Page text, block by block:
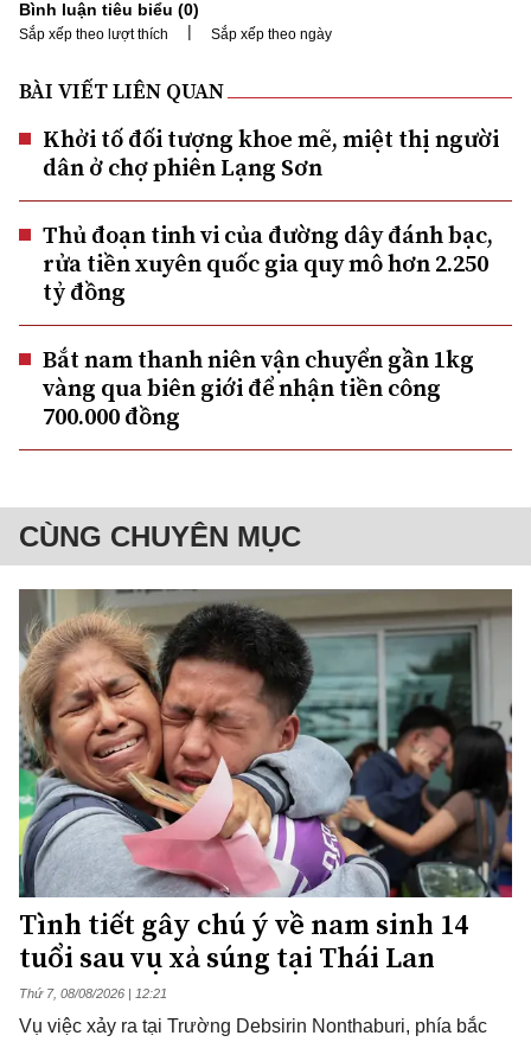
Bình luận tiêu biểu (0)
Sắp xếp theo lượt thích | Sắp xếp theo ngày
BÀI VIẾT LIÊN QUAN
Khởi tố đối tượng khoe mẽ, miệt thị người
dân ở chợ phiên Lạng Sơn
Thủ đoạn tinh vi của đường dây đánh bạc,
rửa tiền xuyên quốc gia quy mô hơn 2.250
tỷ đồng
Bắt nam thanh niên vận chuyển gần 1kg
vàng qua biên giới để nhận tiền công
700.000 đồng
CÙNG CHUYÊN MỤC
Tình tiết gây chú ý về nam sinh 14
tuổi sau vụ xả súng tại Thái Lan
Thứ 7, 08/08/2026 | 12:21
Vụ việc xảy ra tại Trường Debsirin Nonthaburi, phía bắc